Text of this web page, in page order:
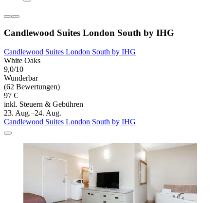
Candlewood Suites London South by IHG
Candlewood Suites London South by IHG
White Oaks
9,0/10
Wunderbar
(62 Bewertungen)
97 €
inkl. Steuern & Gebühren
23. Aug.–24. Aug.
Candlewood Suites London South by IHG